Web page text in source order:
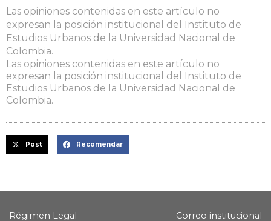
Las opiniones contenidas en este artículo no
expresan la posición institucional del Instituto de
Estudios Urbanos de la Universidad Nacional de
Colombia.
Las opiniones contenidas en este artículo no
expresan la posición institucional del Instituto de
Estudios Urbanos de la Universidad Nacional de
Colombia.
Post Recomendar
Régimen Legal Correo institucional